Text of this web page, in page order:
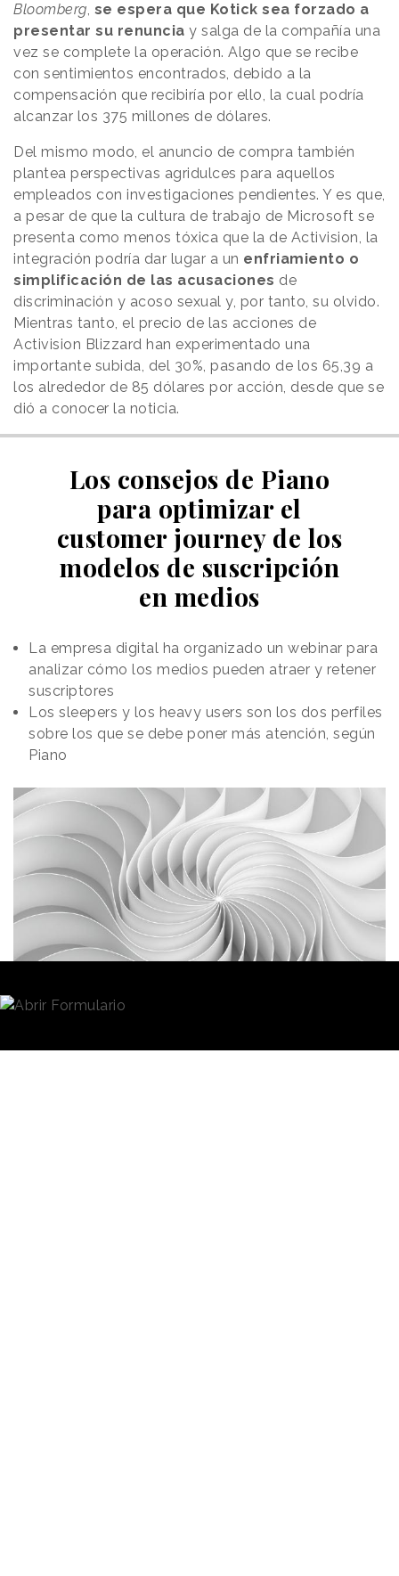
Bloomberg, se espera que Kotick sea forzado a
presentar su renuncia y salga de la compañía una
vez se complete la operación. Algo que se recibe
con sentimientos encontrados, debido a la
compensación que recibiría por ello, la cual podría
alcanzar los 375 millones de dólares.
Del mismo modo, el anuncio de compra también
plantea perspectivas agridulces para aquellos
empleados con investigaciones pendientes. Y es que,
a pesar de que la cultura de trabajo de Microsoft se
presenta como menos tóxica que la de Activision, la
integración podría dar lugar a un enfriamiento o
simplificación de las acusaciones de
discriminación y acoso sexual y, por tanto, su olvido.
Mientras tanto, el precio de las acciones de
Activision Blizzard han experimentado una
importante subida, del 30%, pasando de los 65,39 a
los alrededor de 85 dólares por acción, desde que se
dió a conocer la noticia.
Los consejos de Piano
para optimizar el
customer journey de los
modelos de suscripción
en medios
La empresa digital ha organizado un webinar para
analizar cómo los medios pueden atraer y retener
suscriptores
Los sleepers y los heavy users son los dos perfiles
sobre los que se debe poner más atención, según
Piano